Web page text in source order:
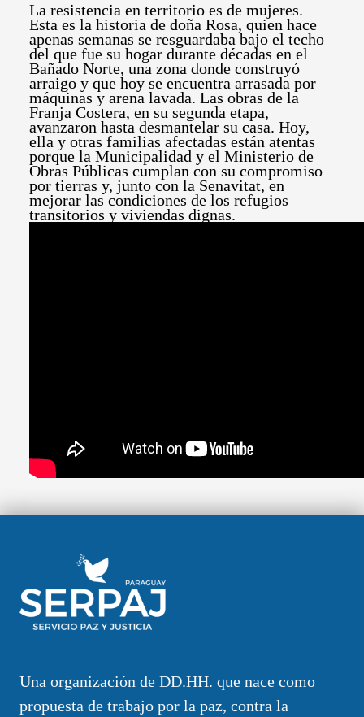
La resistencia en territorio es de mujeres.
Esta es la historia de doña Rosa, quien hace
apenas semanas se resguardaba bajo el techo
del que fue su hogar durante décadas en el
Bañado Norte, una zona donde construyó
arraigo y que hoy se encuentra arrasada por
máquinas y arena lavada. Las obras de la
Franja Costera, en su segunda etapa,
avanzaron hasta desmantelar su casa. Hoy,
ella y otras familias afectadas están atentas
porque la Municipalidad y el Ministerio de
Obras Públicas cumplan con su compromiso
por tierras y, junto con la Senavitat, en
mejorar las condiciones de los refugios
transitorios y viviendas dignas.
Una organización de DD.HH. que nace como
propuesta de trabajo por la paz, contra la